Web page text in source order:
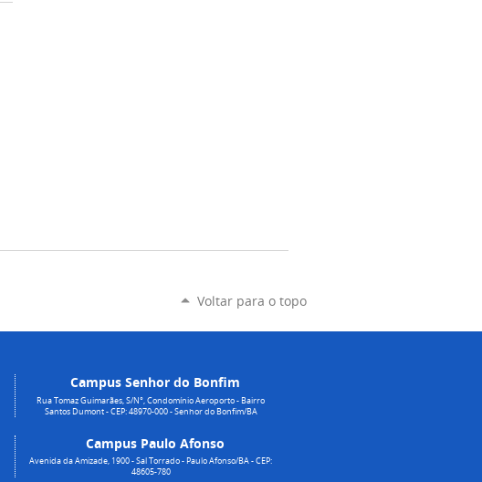
Voltar para o topo
Campus Senhor do Bonfim
Rua Tomaz Guimarães, S/N°, Condomínio Aeroporto - Bairro
Santos Dumont - CEP: 48970-000 - Senhor do Bonfim/BA
Campus Paulo Afonso
Avenida da Amizade, 1900 - Sal Torrado - Paulo Afonso/BA - CEP:
48605-780